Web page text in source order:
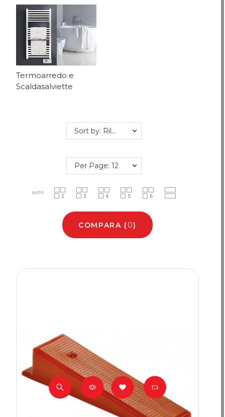
Termoarredo e
Scaldasalviette
Sort by: Rilevanza
COMPARA (0)
Per Page: 12